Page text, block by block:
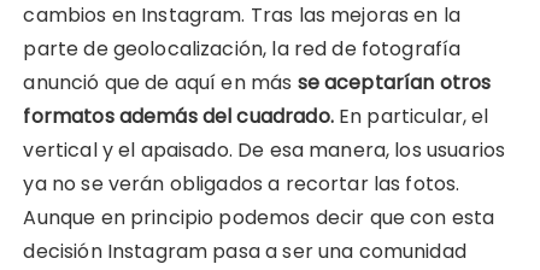
cambios en Instagram. Tras las mejoras en la
parte de geolocalización, la red de fotografía
anunció que de aquí en más se aceptarían otros
formatos además del cuadrado.En particular, el
vertical y el apaisado. De esa manera, los usuarios
ya no se verán obligados a recortar las fotos.
Aunque en principio podemos decir que con esta
decisión Instagram pasa a ser una comunidad